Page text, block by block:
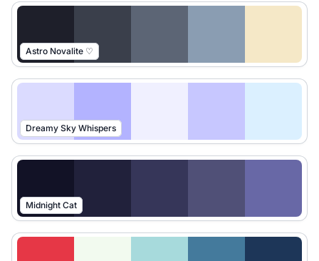
Astro Novalite ♡
Dreamy Sky Whispers
Midnight Cat